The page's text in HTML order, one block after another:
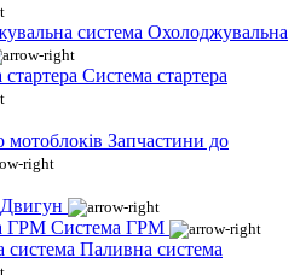
Охолоджувальна
Система стартера
Запчастини до
Двигун
Система ГРМ
Паливна система